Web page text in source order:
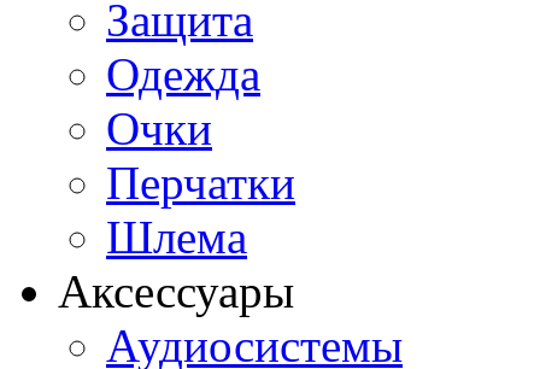
Защита
Одежда
Очки
Перчатки
Шлема
Аксессуары
Аудиосистемы